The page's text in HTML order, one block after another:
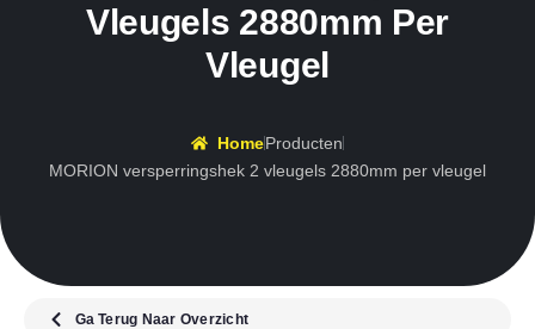
Vleugels 2880mm Per
Vleugel
HomeProducten
MORION versperringshek 2 vleugels 2880mm per vleugel
Ga Terug Naar Overzicht